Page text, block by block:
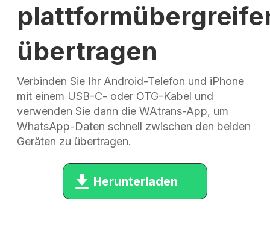
übertragen
Verbinden Sie Ihr Android-Telefon und iPhone
mit einem USB-C- oder OTG-Kabel und
verwenden Sie dann die WAtrans-App, um
WhatsApp-Daten schnell zwischen den beiden
Geräten zu übertragen.
Herunterladen